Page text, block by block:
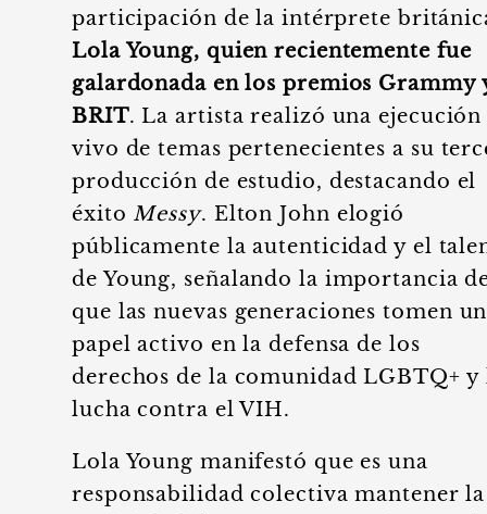
participación de la intérprete
Lola Young, quien recientemente fue
galardonada en los premios Grammy
BRIT. La artista realizó una ejecución
vivo de temas pertenecientes a su
producción de estudio, destacando el
éxito Messy. Elton John elogió
públicamente la autenticidad y el
de Young, señalando la importancia
que las nuevas generaciones tomen un
papel activo en la defensa de los
derechos de la comunidad LGBTQ+ y
lucha contra el VIH.
Lola Young manifestó que es una
responsabilidad colectiva mantener la